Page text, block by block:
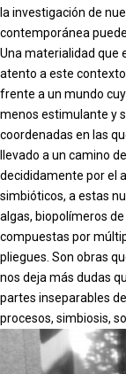
la investigación de
contemporánea
Una materialidad que
atento a este
frente a un mundo
menos estimulante y
coordenadas en las
llevado a un camino
decididamente por el
simbióticos, a estas
algas, biopolímeros
compuestas por
pliegues. Son obras
nos deja más dudas
partes inseparables
procesos, simbiosis,